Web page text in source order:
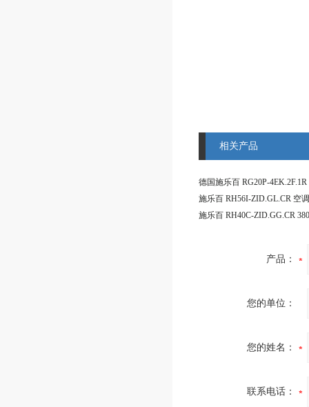
相关产品
德国施乐百 RG20P-
产品：
您的单位：
您的姓名：
联系电话：